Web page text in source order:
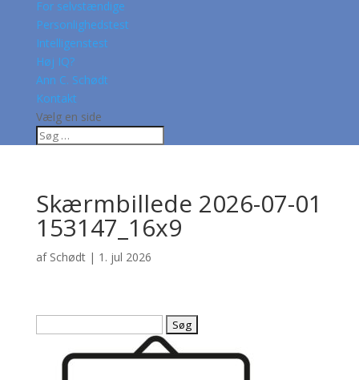
For selvstændige
Personlighedstest
Intelligenstest
Høj IQ?
Ann C. Schødt
Kontakt
Vælg en side
Skærmbillede 2026-07-01
153147_16x9
af Schødt| 1. jul 2026